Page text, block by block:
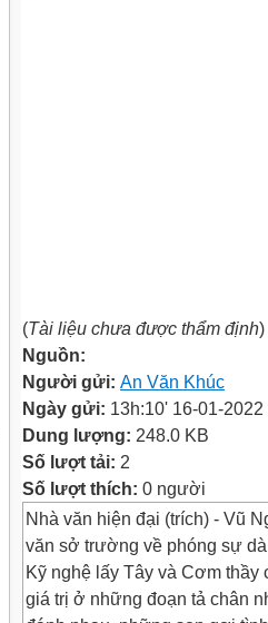
(Tài liệu chưa được thẩm định)
Nguồn:
Người gửi: An Văn Khúc
Ngày gửi: 13h:10' 16-01-2022
Dung lượng: 248.0 KB
Số lượt tải: 2
Số lượt thích: 0 người
Nhà văn hiện đại (trích) - Vũ
văn sở trường về phóng sự
Kỹ nghệ lấy Tây và Cơm thầy
giá trị ở những đoạn tả chân